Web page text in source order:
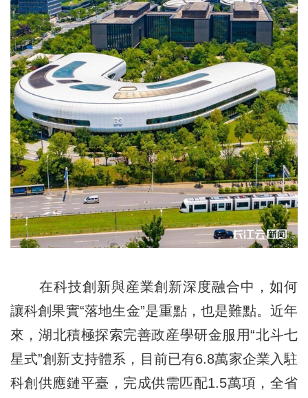
在科技創新與産業創新深度融合中，如何
讓科創果實“落地生金”是重點，也是難點。近年
來，湖北積極探索完善政産學研金服用“北斗七
星式”創新支持體系，目前已有6.8萬家企業入駐
科創供應鏈平臺，完成供需匹配1.5萬項，全省